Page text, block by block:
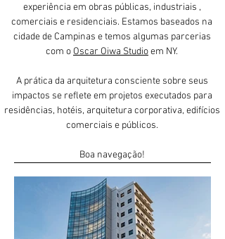
experiência em obras públicas, industriais ,
comerciais e residenciais. Estamos baseados na
cidade de Campinas e temos algumas parcerias
com o Oscar Oiwa Studioem NY.
A prática da arquitetura consciente sobre seus
impactos se reflete em projetos executados para
residências, hotéis, arquitetura corporativa, edifícios
comerciais e públicos.
Boa navegação!